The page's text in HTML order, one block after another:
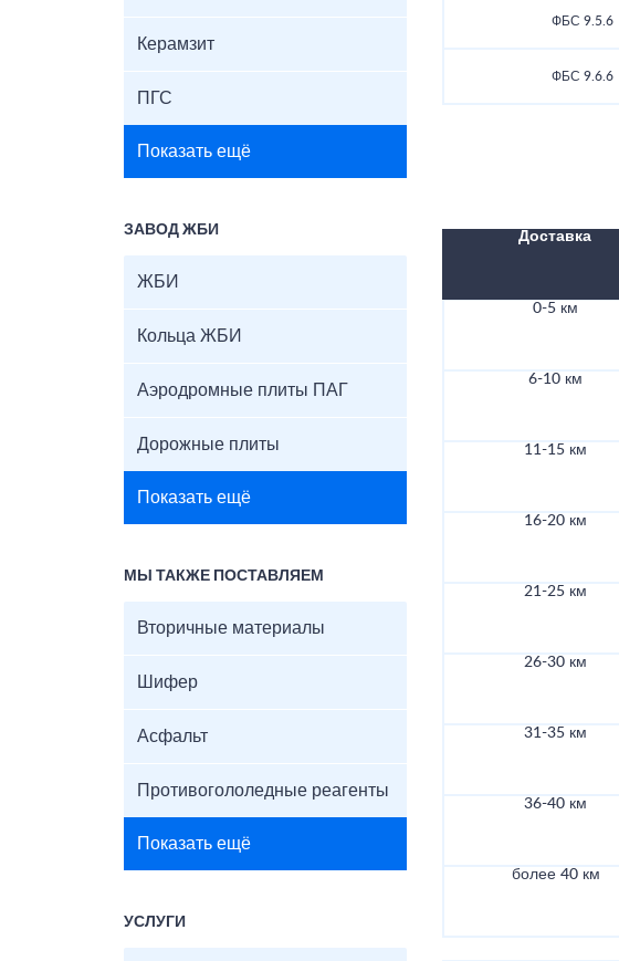
Керамзит
ПГС
Показать ещё
ЗАВОД ЖБИ
ЖБИ
Кольца ЖБИ
Аэродромные плиты ПАГ
Дорожные плиты
Показать ещё
МЫ ТАКЖЕ ПОСТАВЛЯЕМ
Вторичные материалы
Шифер
Асфальт
Противогололедные реагенты
Показать ещё
УСЛУГИ
ФБС 9.5.6
ФБС 9.6.6
Доставка
0-5 км
6-10 км
11-15 км
16-20 км
21-25 км
26-30 км
31-35 км
36-40 км
более 40 км